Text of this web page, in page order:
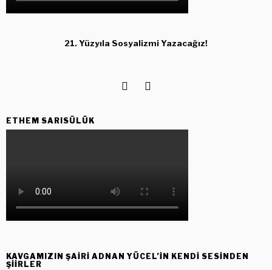
21. Yüzyıla Sosyalizmi Yazacağız!
ETHEM SARISÜLÜK
KAVGAMIZIN ŞAIRI ADNAN YÜCEL’IN KENDI SESINDEN
ŞIIRLER